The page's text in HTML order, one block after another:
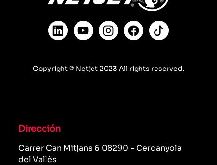
Copyright © Netjet 2023 All rights reserved.
Dirección
Carrer Can Mitjans 6 08290 - Cerdanyola
del Vallès